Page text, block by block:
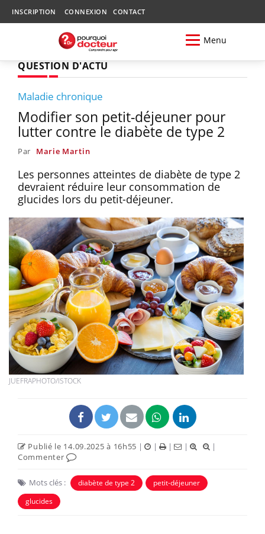
INSCRIPTION CONNEXION CONTACT
Menu
QUESTION D'ACTU
Maladie chronique
Modifier son petit-déjeuner pour
lutter contre le diabète de type 2
Par Marie Martin
Les personnes atteintes de diabète de type 2
devraient réduire leur consommation de
glucides lors du petit-déjeuner.
JUEFRAPHOTO/ISTOCK
Publié le 14.09.2025 à 16h55 | | | |
|
Commenter
Mots clés : diabète de type 2
petit-déjeuner
glucides